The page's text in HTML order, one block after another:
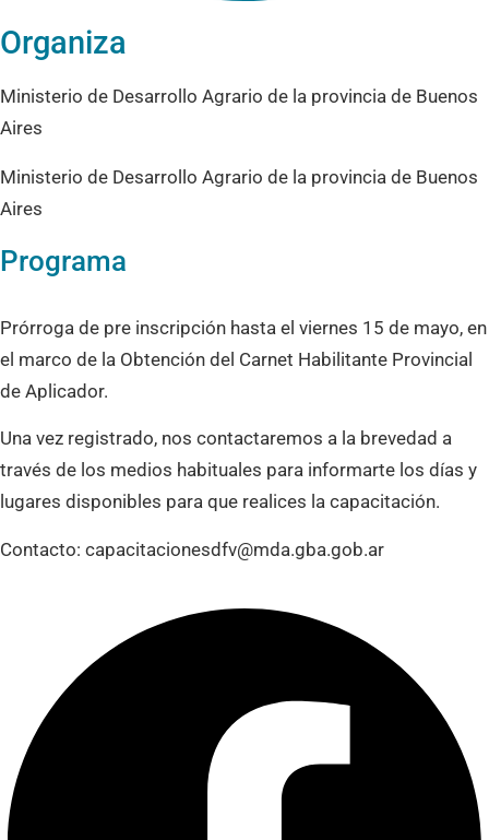
Organiza
Ministerio de Desarrollo Agrario de la provincia de Buenos
Aires
Ministerio de Desarrollo Agrario de la provincia de Buenos
Aires
Programa
Prórroga de pre inscripción hasta el viernes 15 de mayo, en
el marco de la Obtención del Carnet Habilitante Provincial
de Aplicador.
Una vez registrado, nos contactaremos a la brevedad a
través de los medios habituales para informarte los días y
lugares disponibles para que realices la capacitación.
Contacto: capacitacionesdfv@mda.gba.gob.ar